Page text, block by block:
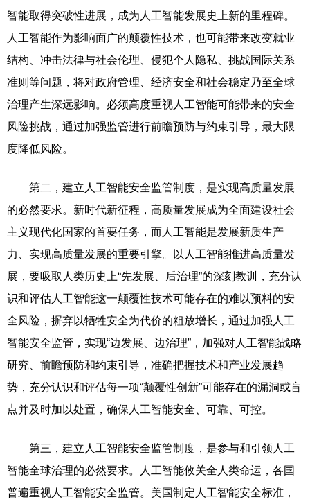
智能取得突破性进展，成为人工智能发展史上新的里程碑。
人工智能作为影响面广的颠覆性技术，也可能带来改变就业
结构、冲击法律与社会伦理、侵犯个人隐私、挑战国际关系
准则等问题，将对政府管理、经济安全和社会稳定乃至全球
治理产生深远影响。必须高度重视人工智能可能带来的安全
风险挑战，通过加强监管进行前瞻预防与约束引导，最大限
度降低风险。
第二，建立人工智能安全监管制度，是实现高质量发展
的必然要求。新时代新征程，高质量发展成为全面建设社会
主义现代化国家的首要任务，而人工智能是发展新质生产
力、实现高质量发展的重要引擎。以人工智能推进高质量发
展，要吸取人类历史上“先发展、后治理”的深刻教训，充分认
识和评估人工智能这一颠覆性技术可能存在的难以预料的安
全风险，摒弃以牺牲安全为代价的粗放增长，通过加强人工
智能安全监管，实现“边发展、边治理”，加强对人工智能战略
研究、前瞻预防和约束引导，准确把握技术和产业发展趋
势，充分认识和评估每一项“颠覆性创新”可能存在的漏洞或盲
点并及时加以处置，确保人工智能安全、可靠、可控。
第三，建立人工智能安全监管制度，是参与和引领人工
智能全球治理的必然要求。人工智能攸关全人类命运，各国
普遍重视人工智能安全监管。美国制定人工智能安全标准，